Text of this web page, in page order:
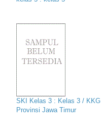
SKI Kelas 3 : Kelas 3 / KKG
Provinsi Jawa Timur